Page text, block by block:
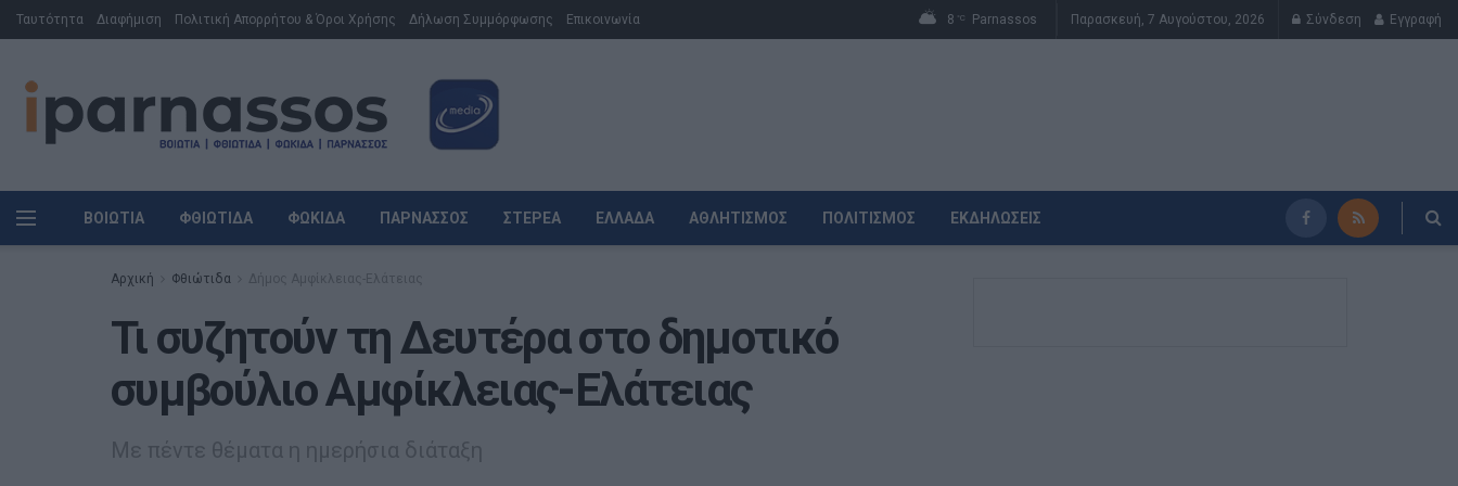
Ταυτότητα Διαφήμιση Πολιτική Απορρήτου & Όροι Χρήσης Δήλωση Συμμόρφωσης Επικοινωνία 8 °C Parnassos Παρασκευή, 7 Αυγούστου, 2026 Σύνδεση Εγγραφή
ΒΟΙΩΤΊΑ ΦΘΙΏΤΙΔΑ ΦΩΚΊΔΑ ΠΑΡΝΑΣΣΌΣ ΣΤΕΡΕΆ ΕΛΛΆΔΑ ΑΘΛΗΤΙΣΜΌΣ ΠΟΛΙΤΙΣΜΌΣ ΕΚΔΗΛΏΣΕΙΣ
Αρχική Φθιώτιδα Δήμος Αμφίκλειας-Ελάτειας
Τι συζητούν τη Δευτέρα στο δημοτικό
συμβούλιο Αμφίκλειας-Ελάτειας
Με πέντε θέματα η ημερήσια διάταξη